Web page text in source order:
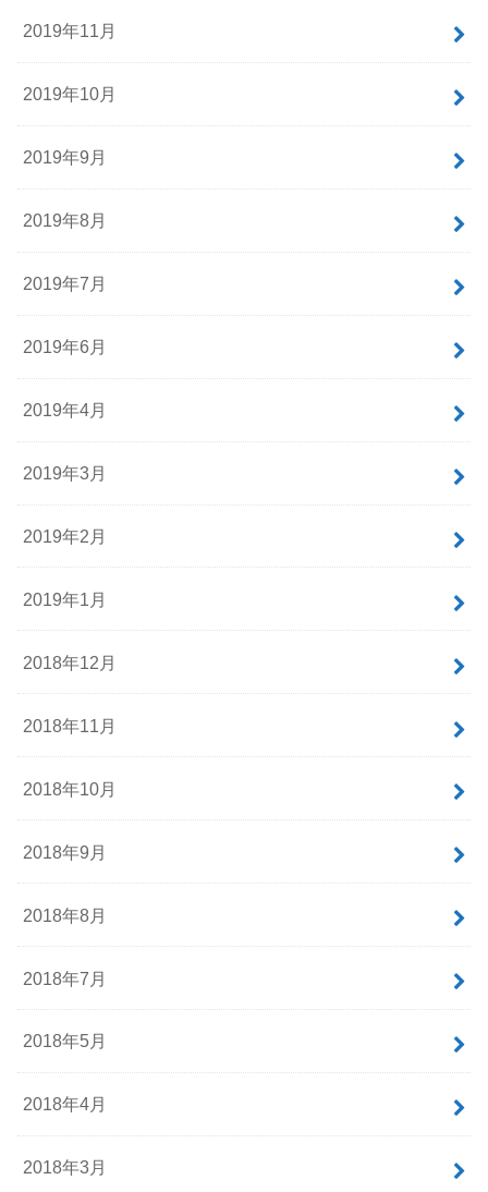
2019年11月
2019年10月
2019年9月
2019年8月
2019年7月
2019年6月
2019年4月
2019年3月
2019年2月
2019年1月
2018年12月
2018年11月
2018年10月
2018年9月
2018年8月
2018年7月
2018年5月
2018年4月
2018年3月